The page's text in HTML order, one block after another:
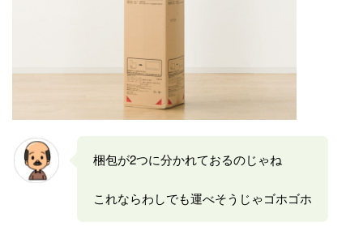
梱包が2つに分かれておるのじゃね
これならわしでも運べそうじゃゴホゴホ